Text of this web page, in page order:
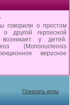
говорили о простом
о другой герпесной
у детей.
(Mononucleosis
ви­русное
Показать игры